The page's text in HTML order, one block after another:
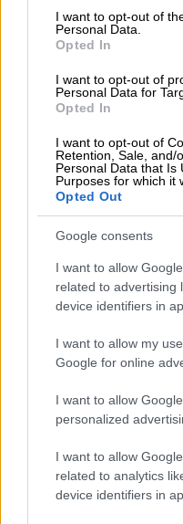
consent section.
I want to opt-out of
Personal Data.
Opted In
I want to opt-out of
Personal Data for
Opted In
I want to opt-out of
Retention, Sale, and/
Personal Data that Is
Purposes for which it
Opted Out
Google consents
I want to allow
related to advertising
device identifiers in
I want to allow my
Google for online
I want to allow
personalized
I want to allow
related to analytics
device identifiers in
ανάμεσα σε 52
Ελλάδα
104 σημαίες και η
διατηρεί την
Όπως ενημερώνει η
Σελίνου, «
τάση με αύξηση
κάθε χρόνο, με τις
και πάλι τις 600,
χωρών που
Ελλάδα να
διεθνώς ακτών».
αναγνωρίσιμο και
οικολογικό
και απονέμεται με
οργανωμένες
προϋπόθεση για τη
τη «Γαλάζια
υδάτων σε αυτήν να